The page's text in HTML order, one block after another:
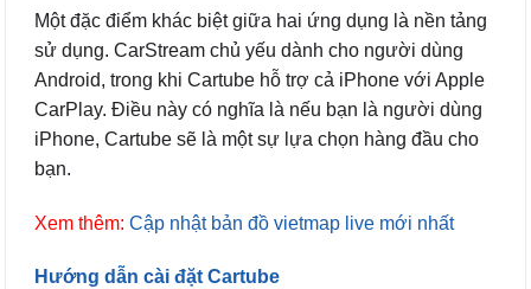
Một đặc điểm khác biệt giữa hai ứng dụng là nền tảng
sử dụng. CarStream chủ yếu dành cho người dùng
Android, trong khi Cartube hỗ trợ cả iPhone với Apple
CarPlay. Điều này có nghĩa là nếu bạn là người dùng
iPhone, Cartube sẽ là một sự lựa chọn hàng đầu cho
bạn.
Xem thêm: Cập nhật bản đồ vietmap live mới nhất
Hướng dẫn cài đặt Cartube